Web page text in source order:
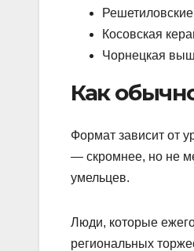
Косовская
Чорнецкая
Как
Формат зависит от
— скромнее, но не
умельцев.
Люди, которые
региональных